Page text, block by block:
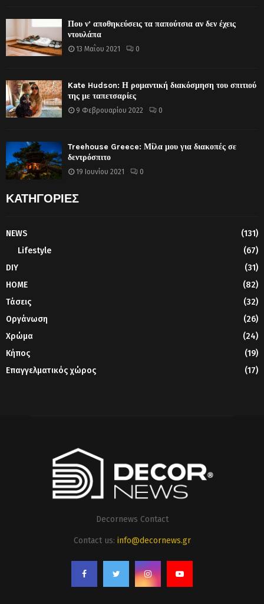
Που ν’ αποθηκεύσεις τα παπούτσια αν δεν έχεις
ντουλάπα
13 Μαΐου 2021 0
Kate Hudson: Η ρομαντική διακόσμηση του σπιτιού
της με ταπετσαρίες
9 Φεβρουαρίου 2022 0
Treehouse Greece: Μίλα μου για διακοπές σε
δεντρόσπιτο
19 Ιουνίου 2021 0
ΚΑΤΗΓΟΡΙΕΣ
NEWS
(131)
Lifestyle
(67)
DIY
(31)
HOME
(82)
Τάσεις
(32)
Οργάνωση
(26)
Χρώμα
(24)
Κήπος
(19)
Επαγγελματικός χώρος
(17)
Decornews Contact
Contact us: info@decornews.gr